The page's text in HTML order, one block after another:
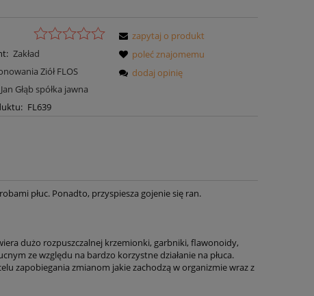
Zakład
Ziół FLOS
Głąb spółka jawna
FL639
zapytaj o produkt
poleć znajomemu
dodaj opinię
płuc. Ponadto, przyspiesza gojenie się ran.
dużo rozpuszczalnej krzemionki, garbniki, flawonoidy,
ze względu na bardzo korzystne działanie na płuca.
zapobiegania zmianom jakie zachodzą w organizmie wraz z